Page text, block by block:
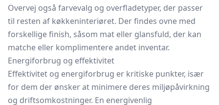
Overvej også farvevalg og overfladetyper, der passer
til resten af køkkeninteriøret. Der findes ovne med
forskellige finish, såsom mat eller glansfuld, der kan
matche eller komplimentere andet inventar.
Energiforbrug og effektivitet
Effektivitet og energiforbrug er kritiske punkter, især
for dem der ønsker at minimere deres miljøpåvirkning
og driftsomkostninger. En energivenlig